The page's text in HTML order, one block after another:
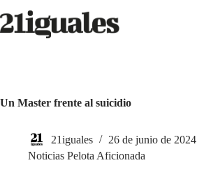
al
contenido
Un Master frente al suicidio
21iguales
26 de junio de 2024
Noticias Pelota Aficionada